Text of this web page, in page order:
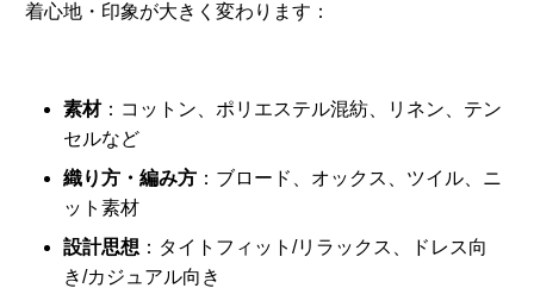
着心地・印象が大きく変わります：
素材：コットン、ポリエステル混紡、リネン、テン
セルなど
織り方・編み方：ブロード、オックス、ツイル、ニ
ット素材
設計思想 ：タイトフィット/リラックス、ドレス向
き/カジュアル向き